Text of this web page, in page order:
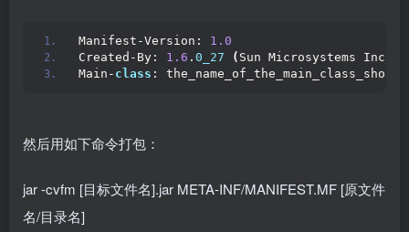
Manifest-Version: 1.0
Created-By: 1.6 . 0_27 ( Sun Microsystems Inc.
Main- class :
然后用如下命令打包：
jar -cvfm [目标文件名].jar META-INF/MANIFEST.MF [原文件
名/目录名]